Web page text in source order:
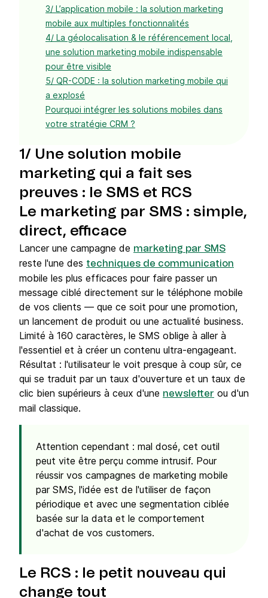
3/ L’application mobile : la solution marketing
mobile aux multiples fonctionnalités
4/ La géolocalisation & le référencement local,
une solution marketing mobile indispensable
pour être visible
5/ QR-CODE : la solution marketing mobile qui
a explosé
Pourquoi intégrer les solutions mobiles dans
votre stratégie CRM ?
1/ Une solution mobile
marketing qui a fait ses
preuves : le SMS et RCS
Le marketing par SMS : simple,
direct, efficace
Lancer une campagne de marketing par SMS
reste l'une des techniques de communication
mobile les plus efficaces pour faire passer un
message ciblé directement sur le téléphone mobile
de vos clients — que ce soit pour une promotion,
un lancement de produit ou une actualité business.
Limité à 160 caractères, le SMS oblige à aller à
l'essentiel et à créer un contenu ultra-engageant.
Résultat : l'utilisateur le voit presque à coup sûr, ce
qui se traduit par un taux d'ouverture et un taux de
clic bien supérieurs à ceux d'une newsletter ou d'un
mail classique.
Attention cependant : mal dosé, cet outil
peut vite être perçu comme intrusif. Pour
réussir vos campagnes de marketing mobile
par SMS, l'idée est de l'utiliser de façon
périodique et avec une segmentation ciblée
basée sur la data et le comportement
d'achat de vos customers.
Le RCS : le petit nouveau qui
change tout